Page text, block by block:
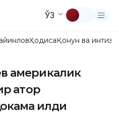
ЎЗ
ҲодисаҚонун ва
америкалик
қатор
қилди